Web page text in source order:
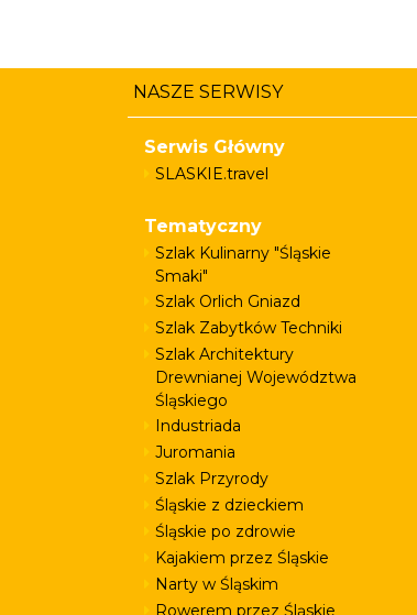
NASZE SERWISY
Serwis Główny
SLASKIE.travel
Tematyczny
Szlak Kulinarny "Śląskie
Smaki"
Szlak Orlich Gniazd
Szlak Zabytków Techniki
Szlak Architektury
Drewnianej Województwa
Śląskiego
Industriada
Juromania
Szlak Przyrody
Śląskie z dzieckiem
Śląskie po zdrowie
Kajakiem przez Śląskie
Narty w Śląskim
Rowerem przez Śląskie